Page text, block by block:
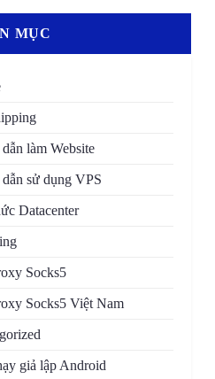
MỤC
làm Website
sử dụng VPS
Datacenter
Socks5
Socks5 Việt Nam
giả lập Android